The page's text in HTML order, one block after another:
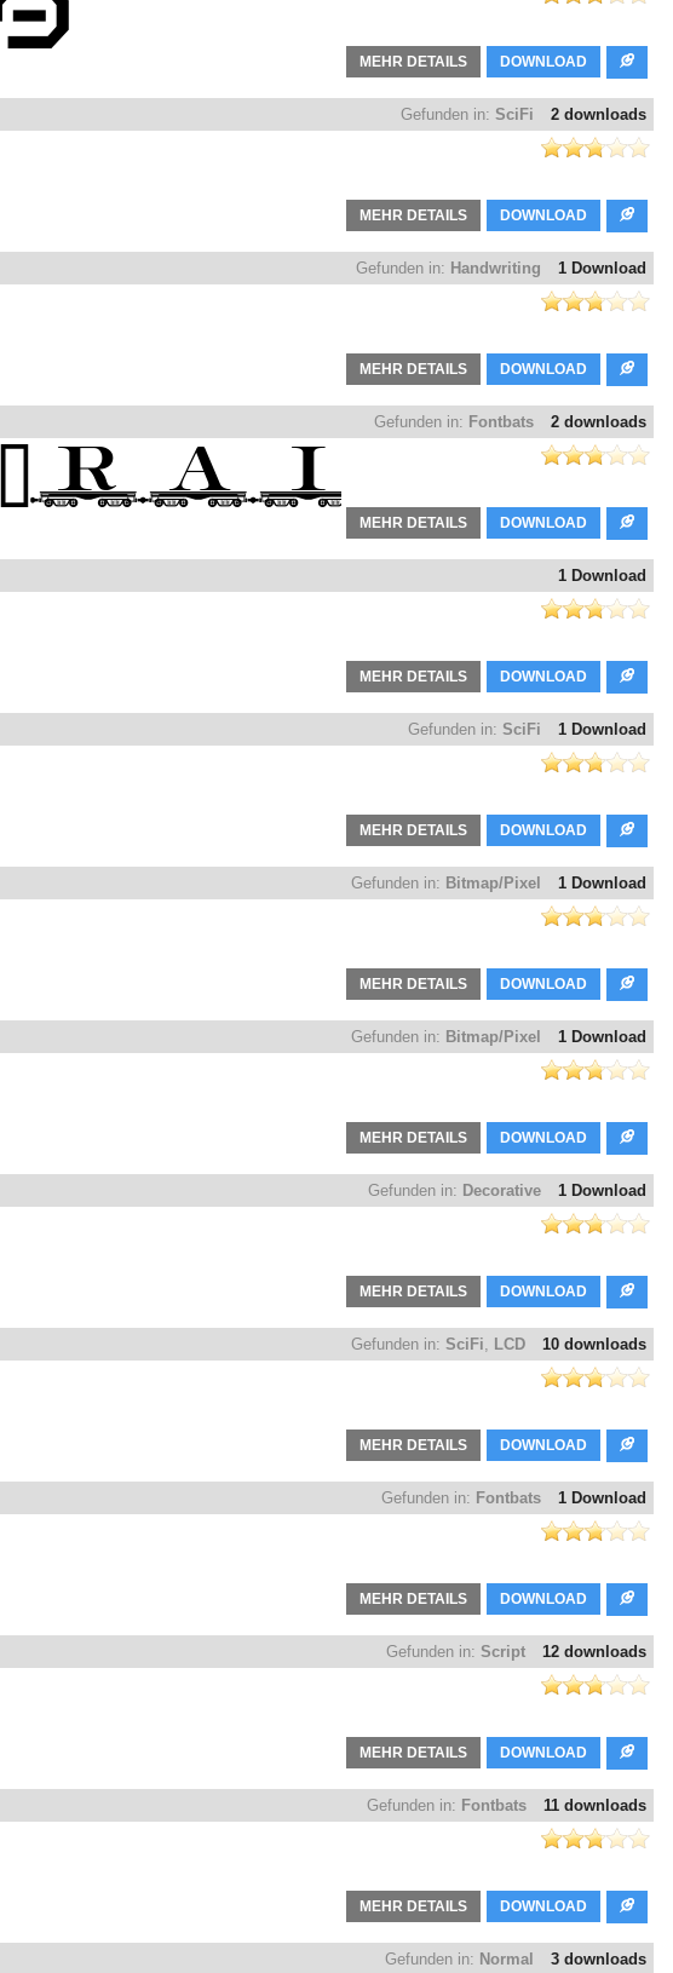
DOWNLOAD
MEHR DETAILS
2 downloads
Gefunden in: SciFi
DOWNLOAD
MEHR DETAILS
1 Download
Gefunden in: Handwriting
DOWNLOAD
MEHR DETAILS
2 downloads
Gefunden in: Fontbats
DOWNLOAD
MEHR DETAILS
1 Download
DOWNLOAD
MEHR DETAILS
1 Download
Gefunden in: SciFi
DOWNLOAD
MEHR DETAILS
1 Download
Gefunden in: Bitmap/Pixel
DOWNLOAD
MEHR DETAILS
1 Download
Gefunden in: Bitmap/Pixel
DOWNLOAD
MEHR DETAILS
1 Download
Gefunden in: Decorative
DOWNLOAD
MEHR DETAILS
10 downloads
Gefunden in: SciFi, LCD
DOWNLOAD
MEHR DETAILS
1 Download
Gefunden in: Fontbats
DOWNLOAD
MEHR DETAILS
12 downloads
Gefunden in: Script
DOWNLOAD
MEHR DETAILS
11 downloads
Gefunden in: Fontbats
DOWNLOAD
MEHR DETAILS
3 downloads
Gefunden in: Normal